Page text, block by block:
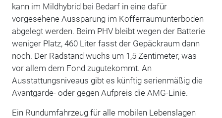
kann im Mildhybrid bei Bedarf in eine dafür
vorgesehene Aussparung im Kofferraumunterboden
abgelegt werden. Beim PHV bleibt wegen der Batterie
weniger Platz, 460 Liter fasst der Gepäckraum dann
noch. Der Radstand wuchs um 1,5 Zentimeter, was
vor allem dem Fond zugutekommt. An
Ausstattungsniveaus gibt es künftig serienmäßig die
Avantgarde- oder gegen Aufpreis die AMG-Linie.
Ein Rundumfahrzeug für alle mobilen Lebenslagen